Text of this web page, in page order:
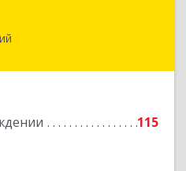
115
край, Петропавловск-
Подробнее